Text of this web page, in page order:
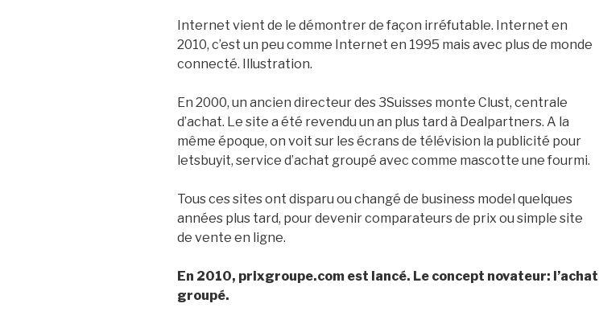
Internet vient de le démontrer de façon irréfutable. Internet en
2010, c’est un peu comme Internet en 1995 mais avec plus de monde
connecté. Illustration.
En 2000, un ancien directeur des 3Suisses monte Clust, centrale
d’achat. Le site a été revendu un an plus tard à Dealpartners. A la
même époque, on voit sur les écrans de télévision la publicité pour
letsbuyit, service d’achat groupé avec comme mascotte une fourmi.
Tous ces sites ont disparu ou changé de business model quelques
années plus tard, pour devenir comparateurs de prix ou simple site
de vente en ligne.
En 2010, prixgroupe.com est lancé. Le concept novateur: l’achat
groupé.